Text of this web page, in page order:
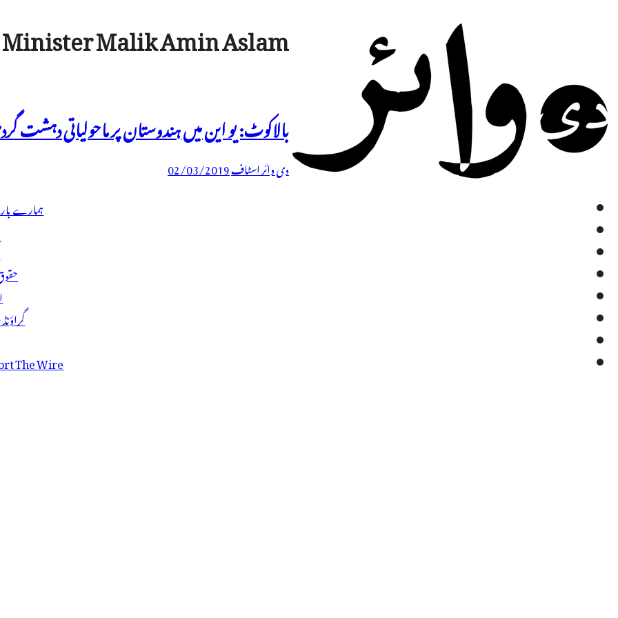
ہمارے
The Wire
Malik Amin Aslam
بالاکوٹ: یو این میں ہندوستان پر ماحولیاتی دہشت
دی وائر اسٹاف02/03/2019